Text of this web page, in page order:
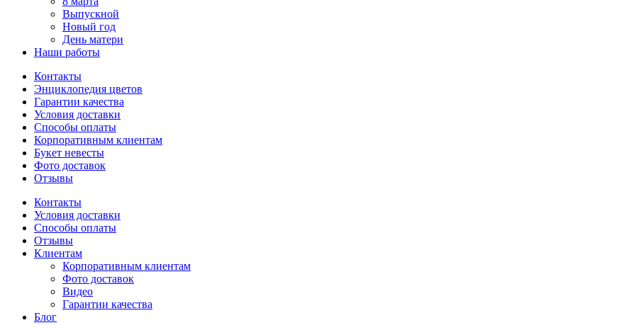
Выпускной
Новый год
День матери
Наши работы
Контакты
Энциклопедия цветов
Гарантии качества
Условия доставки
Способы оплаты
Корпоративным клиентам
Букет невесты
Фото доставок
Отзывы
Контакты
Условия доставки
Способы оплаты
Отзывы
Клиентам
Корпоративным клиентам
Фото доставок
Видео
Гарантии качества
Блог